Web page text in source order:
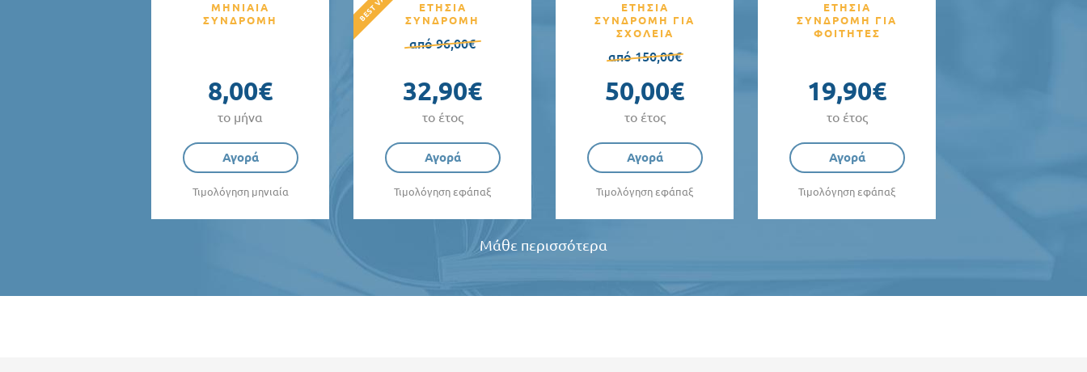
ΜΗΝΙΑΙΑ
ΣΥΝΔΡΟΜΗ
8,00€
το μήνα
Αγορά
Τιμολόγηση μηνιαία
ΕΤΗΣΙΑ
ΣΥΝΔΡΟΜΗ
από 96,00€
32,90€
το έτος
Αγορά
Τιμολόγηση εφάπαξ
ΕΤΗΣΙΑ
ΣΥΝΔΡΟΜΗ ΓΙΑ
ΣΧΟΛΕΙΑ
από 150,00€
50,00€
το έτος
Αγορά
Τιμολόγηση εφάπαξ
ΕΤΗΣΙΑ
ΣΥΝΔΡΟΜΗ ΓΙΑ
ΦΟΙΤΗΤΕΣ
19,90€
το έτος
Αγορά
Τιμολόγηση εφάπαξ
Μάθε περισσότερα